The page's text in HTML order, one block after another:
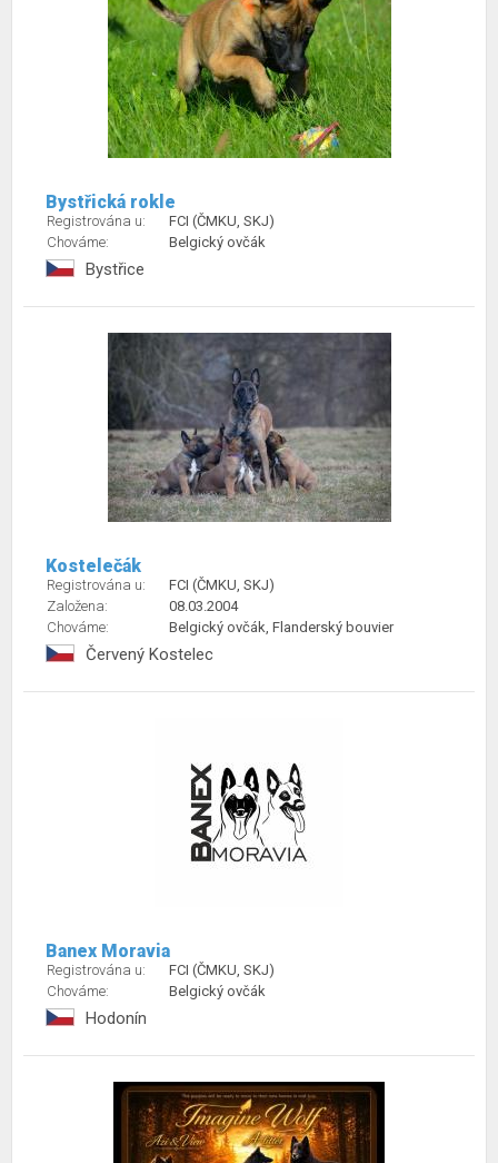
Bystřická rokle
Registrována u:
FCI (ČMKU, SKJ)
Chováme:
Belgický ovčák
Bystřice
Kostelečák
Registrována u:
FCI (ČMKU, SKJ)
Založena:
08.03.2004
Chováme:
Belgický ovčák, Flanderský bouvier
Červený Kostelec
Banex Moravia
Registrována u:
FCI (ČMKU, SKJ)
Chováme:
Belgický ovčák
Hodonín